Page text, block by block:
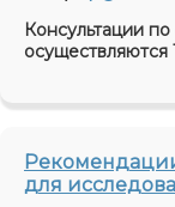
Консультации
для